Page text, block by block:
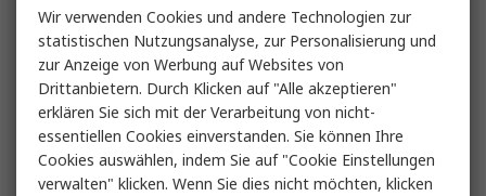
Wir verwenden Cookies und andere Technologien zur
statistischen Nutzungsanalyse, zur Personalisierung und
zur Anzeige von Werbung auf Websites von
Drittanbietern. Durch Klicken auf "Alle akzeptieren"
erklären Sie sich mit der Verarbeitung von nicht-
essentiellen Cookies einverstanden. Sie können Ihre
Cookies auswählen, indem Sie auf "Cookie Einstellungen
verwalten" klicken. Wenn Sie dies nicht möchten, klicken